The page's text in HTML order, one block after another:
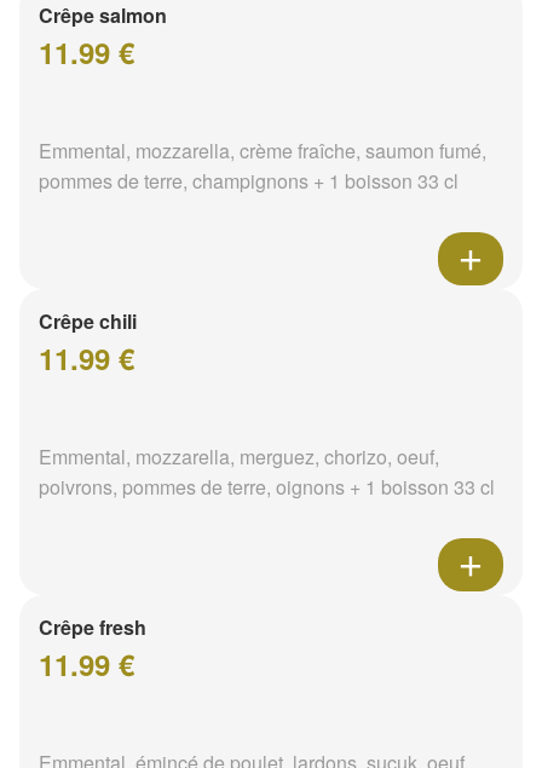
Crêpe salmon
11.99 €
Emmental, mozzarella, crème fraîche, saumon fumé,
pommes de terre, champignons + 1 boisson 33 cl
Crêpe chili
11.99 €
Emmental, mozzarella, merguez, chorizo, oeuf,
poivrons, pommes de terre, oignons + 1 boisson 33 cl
Crêpe fresh
11.99 €